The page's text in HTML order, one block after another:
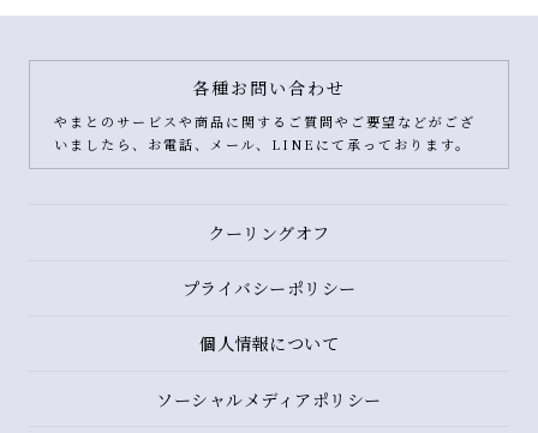
各種お問い合わせ
やまとのサービスや商品に関するご質問やご要望などがござ
いましたら、お電話、メール、LINEにて承っております。
クーリングオフ
プライバシーポリシー
個人情報について
ソーシャルメディアポリシー